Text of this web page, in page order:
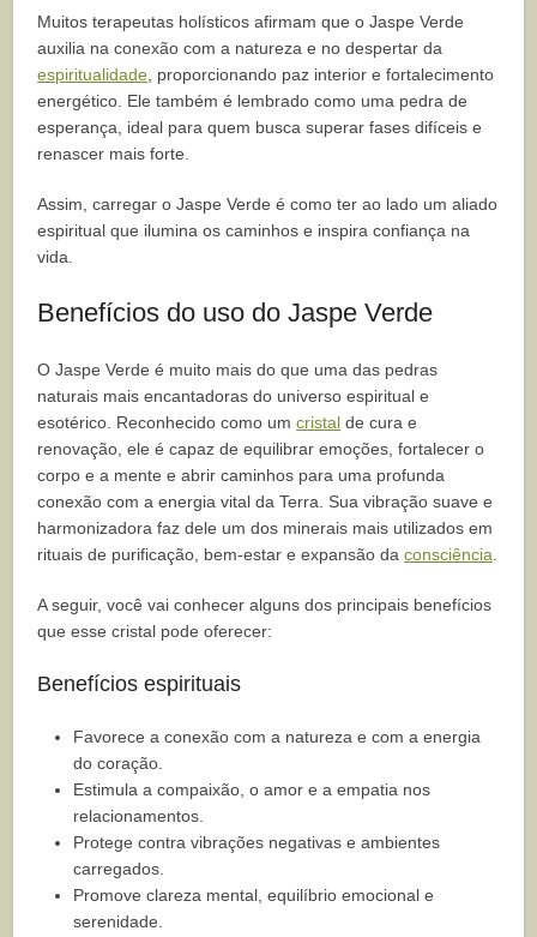
Muitos terapeutas holísticos afirmam que o Jaspe Verde
auxilia na conexão com a natureza e no despertar da
espiritualidade, proporcionando paz interior e fortalecimento
energético. Ele também é lembrado como uma pedra de
esperança, ideal para quem busca superar fases difíceis e
renascer mais forte.
Assim, carregar o Jaspe Verde é como ter ao lado um aliado
espiritual que ilumina os caminhos e inspira confiança na
vida.
Benefícios do uso do Jaspe Verde
O Jaspe Verde é muito mais do que uma das pedras
naturais mais encantadoras do universo espiritual e
esotérico. Reconhecido como umcristal de cura e
renovação, ele é capaz de equilibrar emoções, fortalecer o
corpo e a mente e abrir caminhos para uma profunda
conexão com a energia vital da Terra. Sua vibração suave e
harmonizadora faz dele um dos minerais mais utilizados em
rituais de purificação, bem-estar e expansão daconsciência.
A seguir, você vai conhecer alguns dos principais benefícios
que esse cristal pode oferecer:
Benefícios espirituais
Favorece a conexão com a natureza e com a energia
do coração.
Estimula a compaixão, o amor e a empatia nos
relacionamentos.
Protege contra vibrações negativas e ambientes
carregados.
Promove clareza mental, equilíbrio emocional e
serenidade.